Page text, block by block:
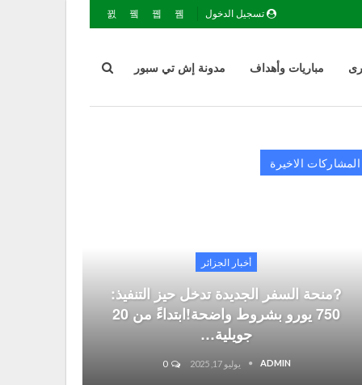
تسجيل الدخول
مباريات وأهداف مدونة إش تي سبور
المشاركات الاخيرة
أخبار الجزائر
?منحة السفر الجديدة تدخل حيز التنفيذ:
750 يورو بشروط واضحة!ابتداءً من 20
جويلية…
ADMIN يوليو 17, 2025 0